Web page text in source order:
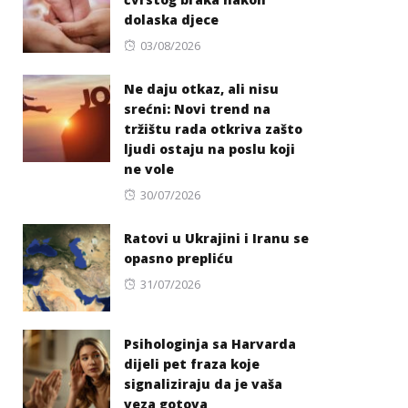
dolaska djece
Posted
03/08/2026
Ne daju otkaz, ali nisu
srećni: Novi trend na
tržištu rada otkriva zašto
ljudi ostaju na poslu koji
ne vole
Posted
30/07/2026
Ratovi u Ukrajini i Iranu se
opasno prepliću
Posted
31/07/2026
Psihologinja sa Harvarda
dijeli pet fraza koje
signaliziraju da je vaša
veza gotova